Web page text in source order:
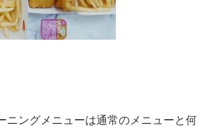
ニングメニューは通常のメニューと何